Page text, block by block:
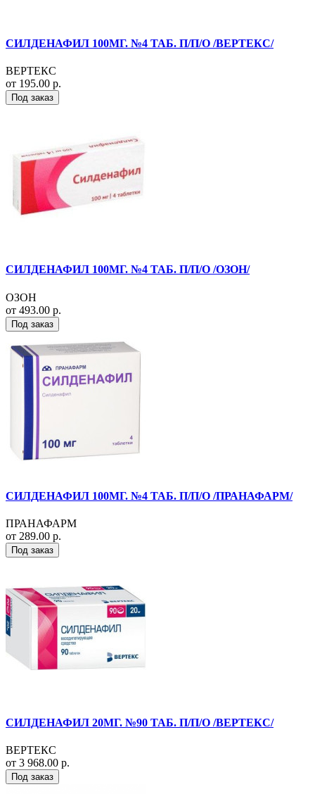
СИЛДЕНАФИЛ 100МГ. №4 ТАБ. П/П/О /ВЕРТЕКС/
ВЕРТЕКС
от 195.00 р.
Под заказ
СИЛДЕНАФИЛ 100МГ. №4 ТАБ. П/П/О /ОЗОН/
ОЗОН
от 493.00 р.
Под заказ
СИЛДЕНАФИЛ 100МГ. №4 ТАБ. П/П/О /ПРАНАФАРМ/
ПРАНАФАРМ
от 289.00 р.
Под заказ
СИЛДЕНАФИЛ 20МГ. №90 ТАБ. П/П/О /ВЕРТЕКС/
ВЕРТЕКС
от 3 968.00 р.
Под заказ